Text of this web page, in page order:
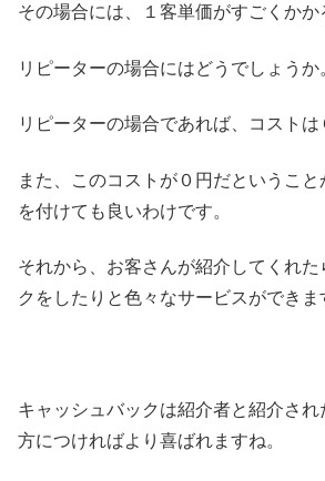
その場合には、１客単価がすごくかか
リピーターの場合にはどうでしょうか。
リピーターの場合であれば、コストは
また、このコストが０円だというこ
を付けても良いわけです。
それから、お客さんが紹介してくれ
クをしたりと色々なサービスができま
キャッシュバックは紹介者と紹介さ
方につければより喜ばれますね。